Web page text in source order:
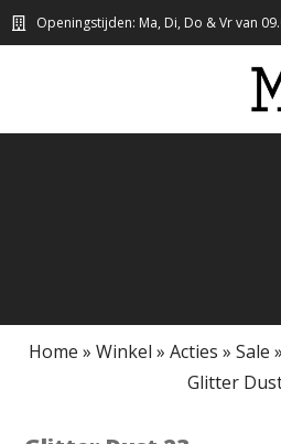
Openingstijden: Ma, Di, Do & Vr van
Home » Winkel » Acties » Sale »
Glitter